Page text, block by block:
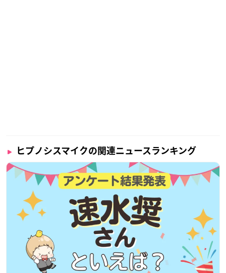
ヒプノシスマイクの関連ニュースランキング